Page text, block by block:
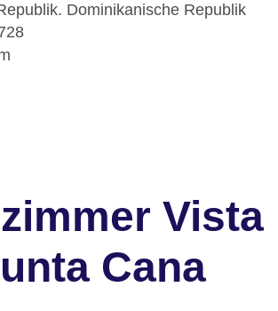
Dominikanische Republik
Vista
Cana